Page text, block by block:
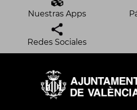
Nuestras Apps
Redes Sociales